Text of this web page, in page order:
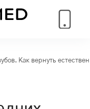
Как вернуть